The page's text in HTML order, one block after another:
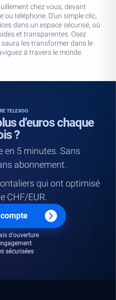
chez vous, devant
téléphone. D’un simple clic,
dans un espace sécurisé, où
et transparentes. Osez
les transformer dans le
à travers le monde.
TELEXOO
d'euros chaque
?
en 5 minutes. Sans
abonnement.
qui ont optimisé
CHF/EUR.
d'ouverture
sécurisées